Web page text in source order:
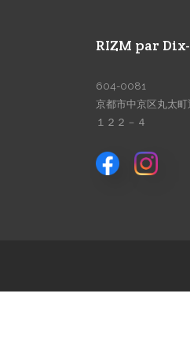
RIZM par
604-0081
京都市中京区丸太
１２２－４